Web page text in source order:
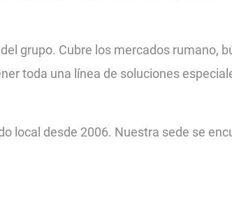
grupo. Cubre los mercados rumano,
toda una línea de soluciones
local desde 2006. Nuestra sede se